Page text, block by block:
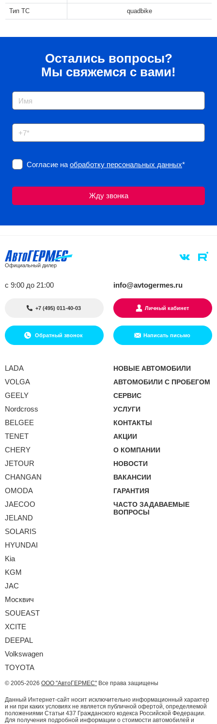
Тип ТС quadbike
Остались вопросы?
Мы свяжемся с вами!
Согласие на обработку персональных данных*
Официальный дилер
с 9:00 до 21:00 info@avtogermes.ru
+7 (495) 011-40-03 Личный кабинет
Обратный звонок Написать письмо
LADA
VOLGA
GEELY
Nordcross
BELGEE
TENET
CHERY
JETOUR
CHANGAN
OMODA
JAECOO
JELAND
SOLARIS
HYUNDAI
Kia
KGM
JAC
Москвич
SOUEAST
XCITE
DEEPAL
Volkswagen
TOYOTA
НОВЫЕ АВТОМОБИЛИ
АВТОМОБИЛИ С ПРОБЕГОМ
СЕРВИС
УСЛУГИ
КОНТАКТЫ
АКЦИИ
О КОМПАНИИ
НОВОСТИ
ВАКАНСИИ
ГАРАНТИЯ
ЧАСТО ЗАДАВАЕМЫЕ
ВОПРОСЫ
© 2005-2026 ООО "АвтоГЕРМЕС" Все права защищены
Данный Интернет-сайт носит исключительно информационный характер
и ни при каких условиях не является публичной офертой, определяемой
положениями Статьи 437 Гражданского кодекса Российской Федерации.
Для получения подробной информации о стоимости автомобилей и